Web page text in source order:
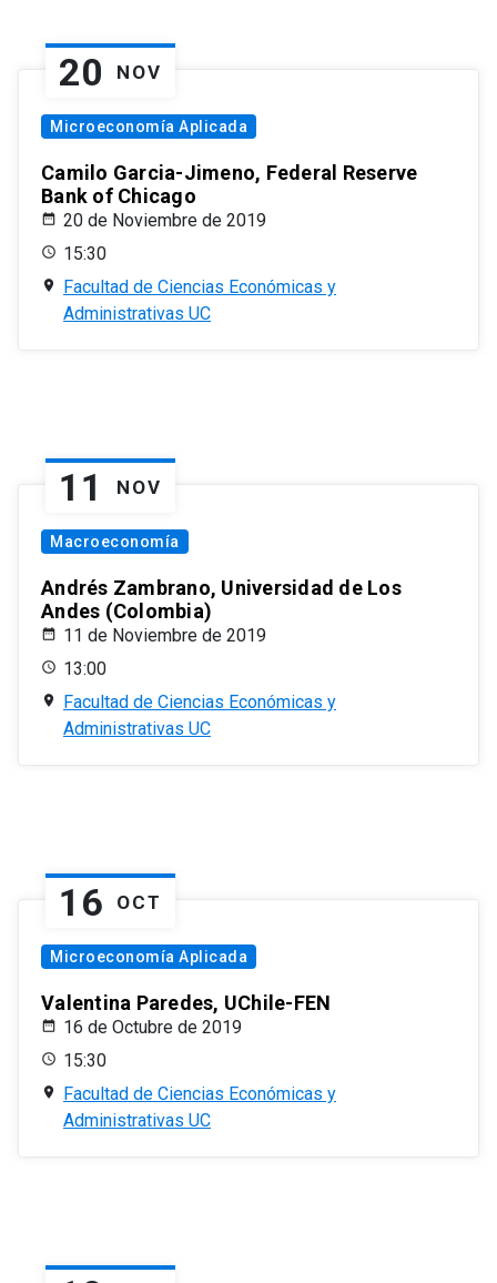
20 NOV
Microeconomía Aplicada
Camilo Garcia-Jimeno, Federal Reserve
Bank of Chicago
20 de Noviembre de 2019
15:30
Facultad de Ciencias Económicas y
Administrativas UC
11 NOV
Macroeconomía
Andrés Zambrano, Universidad de Los
Andes (Colombia)
11 de Noviembre de 2019
13:00
Facultad de Ciencias Económicas y
Administrativas UC
16 OCT
Microeconomía Aplicada
Valentina Paredes, UChile-FEN
16 de Octubre de 2019
15:30
Facultad de Ciencias Económicas y
Administrativas UC